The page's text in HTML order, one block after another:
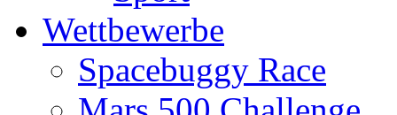
Wettbewerbe
Spacebuggy Race